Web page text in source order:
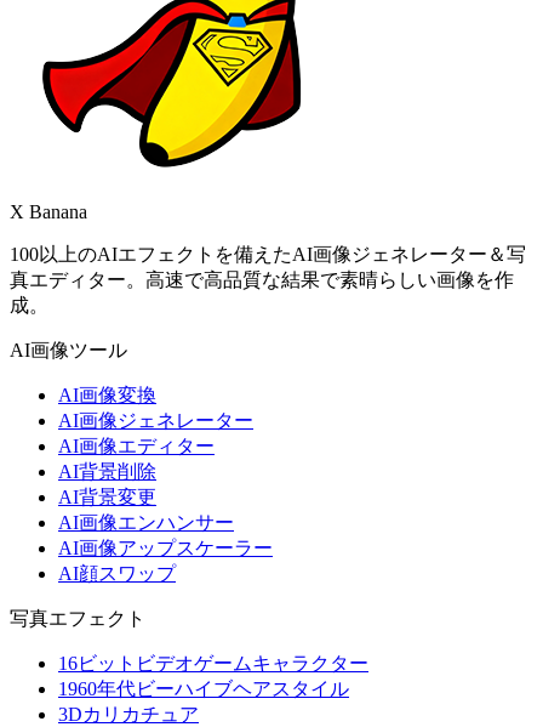
X Banana
100以上のAIエフェクトを備えたAI画像ジェネレーター＆写
真エディター。高速で高品質な結果で素晴らしい画像を作
成。
AI画像ツール
AI画像変換
AI画像ジェネレーター
AI画像エディター
AI背景削除
AI背景変更
AI画像エンハンサー
AI画像アップスケーラー
AI顔スワップ
写真エフェクト
16ビットビデオゲームキャラクター
1960年代ビーハイブヘアスタイル
3Dカリカチュア